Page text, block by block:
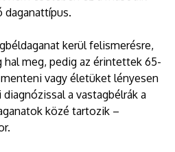
daganattípus.
kerül felismerésre,
meg, pedig az érintettek 65-
vagy életüket lényesen
a vastagbélrák a
közé tartozik –